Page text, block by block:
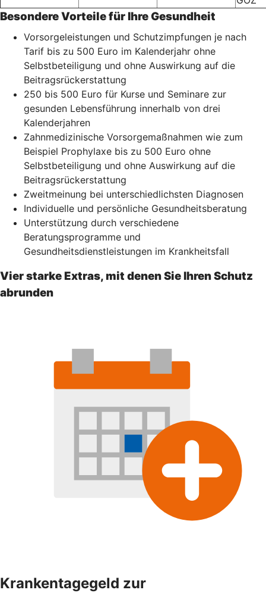
Besondere Vorteile für Ihre Gesundheit
Vorsorgeleistungen und Schutzimpfungen je nach
Tarif bis zu 500 Euro im Kalenderjahr ohne
Selbstbeteiligung und ohne Auswirkung auf die
Beitragsrückerstattung
250 bis 500 Euro für Kurse und Seminare zur
gesunden Lebensführung innerhalb von drei
Kalenderjahren
Zahnmedizinische Vorsorgemaßnahmen wie zum
Beispiel Prophylaxe bis zu 500 Euro ohne
Selbstbeteiligung und ohne Auswirkung auf die
Beitragsrückerstattung
Zweitmeinung bei unterschiedlichsten Diagnosen
Individuelle und persönliche Gesundheitsberatung
Unterstützung durch verschiedene
Beratungsprogramme und
Gesundheitsdienstleistungen im Krankheitsfall
Vier starke Extras, mit denen Sie Ihren Schutz
abrunden
Krankentagegeld zur